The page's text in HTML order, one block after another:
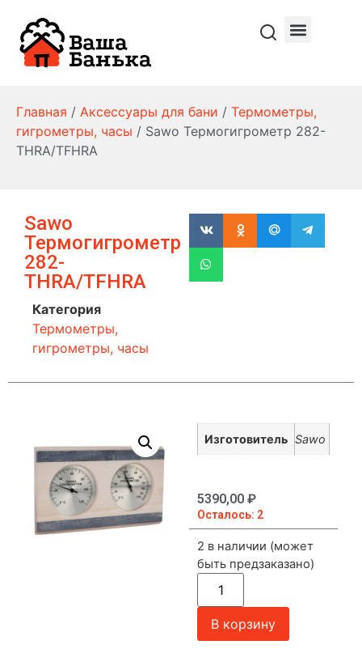
Главная / Аксессуары для бани / Термометры,
гигрометры, часы / Sawo Термогигрометр 282-
THRA/TFHRA
Sawo
Термогигрометр
282-
THRA/TFHRA
Категория
Термометры,
гигрометры, часы
Изготовитель Sawo
5390,00 ₽
Осталось: 2
2 в наличии (может
быть предзаказано)
В корзину